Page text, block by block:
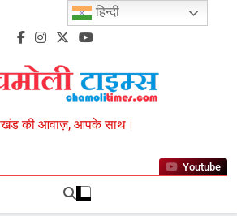
Times
की आवाज़, आपके साथ।
Youtube
हिन्दी